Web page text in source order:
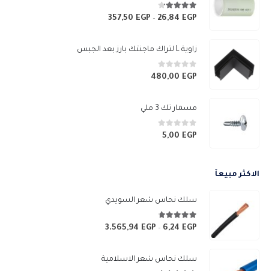
4.17 من 5
26,84 EGP
–
357,50 EGP
نطاق
من
زاوية L لتراك ماجنتك بارز بعد الجبس
0من 5480,00 EGP
مسمار تك 3 ملي
0من 55,00 EGP
الاكثر مبيعآ
سلك نحاس شعر السويدي
4.67 من 5
6,24 EGP
–
3.565,94 EGP
نطاق
منسلك نحاس شعر الاسلامية